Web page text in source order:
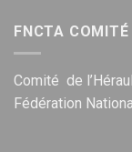
FNCTA COMITÉ
Comité de
Fédération